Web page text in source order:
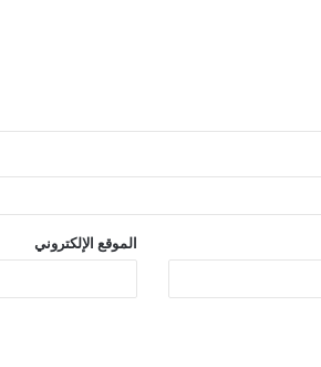
الموقع الإلكتروني